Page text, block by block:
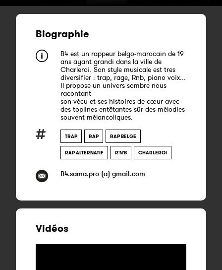
Biographie
B4 est un rappeur belgo-marocain de 19
ans ayant grandi dans la ville de
Charleroi. Son style musicale est tres
diversifier : trap, rage, Rnb, piano voix...
Il propose un univers sombre nous
racontant
son vécu et ses histoires de cœur avec
des toplines entêtantes sûr des mélodies
souvent mélancoliques.
TRAP RAP RAP BELGE
RAP ALTERNATIF R'N'B CHARLEROI
B4.sama.pro (a) gmail.com
Vidéos